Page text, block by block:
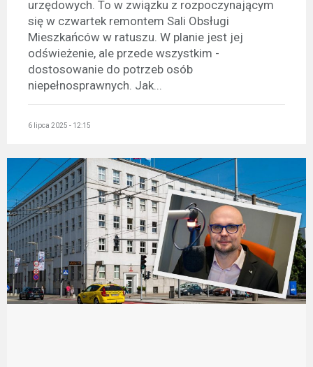
urzędowych. To w związku z rozpoczynającym
się w czwartek remontem Sali Obsługi
Mieszkańców w ratuszu. W planie jest jej
odświeżenie, ale przede wszystkim -
dostosowanie do potrzeb osób
niepełnosprawnych. Jak...
6 lipca 2025 - 12:15